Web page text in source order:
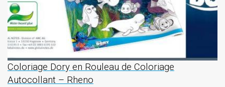
Coloriage Dory en Rouleau de Coloriage
Autocollant – Rheno